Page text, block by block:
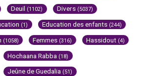
Deuil (1102) Divers (5037)
(1) Education des enfants (244)
(1058) Femmes (316) Hassidout (4)
Hochaana Rabba (18)
Jeûne de Guedalia (51)